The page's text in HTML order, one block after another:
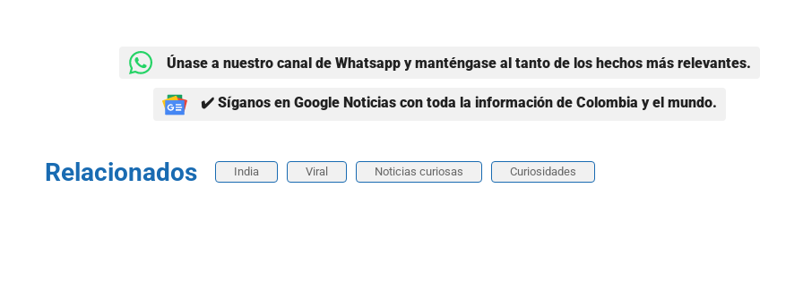
Únase a nuestro canal de Whatsapp y manténgase al tanto de los hechos más relevantes.
✔️ Síganos en Google Noticias con toda la información de Colombia y el mundo.
Relacionados India Viral Noticias curiosas Curiosidades